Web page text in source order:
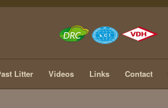
Litter Videos Links Contact